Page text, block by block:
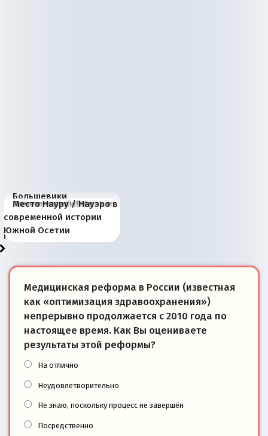
Большевики
отличаются от «Яблока»
тем, что они -
победители
Киевская марионетка
Запада рассказала о
«переобувании» хозяев
В России назрели
перемены: 15 шагов к
суверенной экономике
Миграционный пожар
Европы
Россия начинает
сбрасывать балласт
Анкориджа
Россия зимой 1904
года: первые уступки во
внутренней политике
Русская нация вчера и
сегодня
Почему правый крах в
Варшаве не поможет её
отношениям с Россией?
Место Науру / Науэро в
современной истории
Южной Осетии
Медицинская реформа в России (известная
как «оптимизация здравоохранения»)
непрерывно продолжается с 2010 года по
настоящее время. Как Вы оцениваете
результаты этой реформы?
На отлично
Неудовлетворительно
Не знаю, поскольку процесс не завершён
Посредственно